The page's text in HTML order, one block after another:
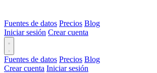
Fuentes de datos Precios Blog
Iniciar sesión Crear cuenta
Fuentes de datos Precios Blog
Crear cuenta Iniciar sesión